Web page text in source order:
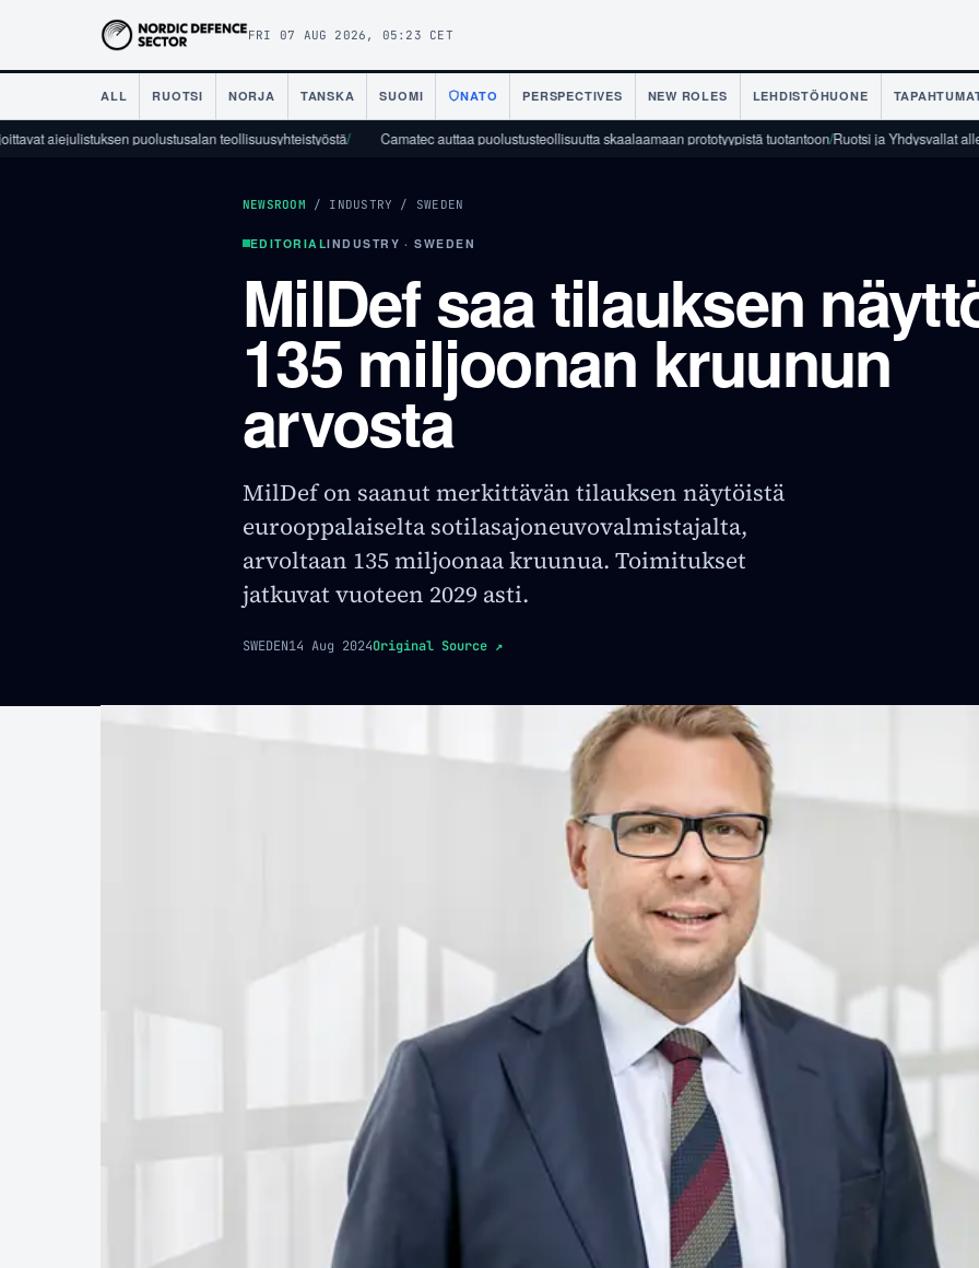
FRI 07 AUG 2026, 05:23 CET
ALL RUOTSI NORJA TANSKA SUOMI NATO PERSPECTIVES NEW ROLES LEHDISTÖHUONE
puolustusalan teollisuusyhteistyöstä/ Camatec auttaa puolustusteollisuutta skaalaamaan prototyypistä tuotantoon/Ruotsi ja Yhdysvallat
NEWSROOM / INDUSTRY / SWEDEN
EDITORIALINDUSTRY · SWEDEN
MilDef saa tilauksen
135 miljoonan kruunun
arvosta
MilDef on saanut merkittävän tilauksen näytöistä
eurooppalaiselta sotilasajoneuvovalmistajalta,
arvoltaan 135 miljoonaa kruunua. Toimitukset
jatkuvat vuoteen 2029 asti.
SWEDEN14 Aug 2024Original Source ↗